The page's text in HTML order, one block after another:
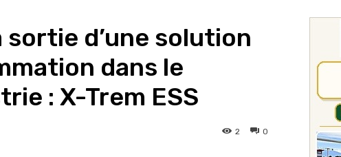
sortie d’une solution
dans le
: X-Trem ESS
0
2